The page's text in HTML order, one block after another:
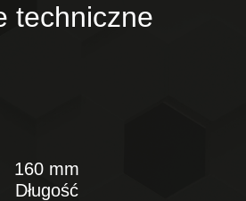
techniczne
160 mm
Długość